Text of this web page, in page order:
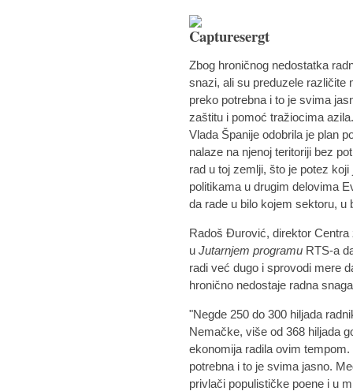
Zbog hroničnog nedostatka
snazi, ali su preduzele različite
preko potrebna i to je svima
zaštitu i pomoć tražiocima
Vlada Španije odobrila je plan
nalaze na njenoj teritoriji bez
rad u toj zemlji, što je potez
politikama u drugim delovima
da rade u bilo kojem sektoru, u
Radoš Đurović, direktor
uJutarnjem programu RTS-a
radi već dugo i sprovodi mere
hronično nedostaje radna
"Negde 250 do 300 hiljada
Nemačke, više od 368 hiljada
ekonomija radila ovim
potrebna i to je svima jasno.
privlači populističke poene i u